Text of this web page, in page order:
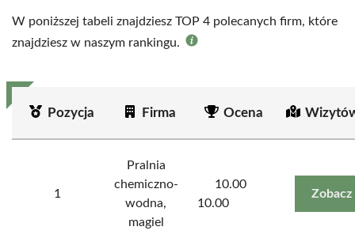
W poniższej tabeli znajdziesz TOP 4 polecanych firm, które
znajdziesz w naszym rankingu.
Pozycja Firma Ocena
1
Pralnia
chemiczno-
wodna,
magiel
10.00
10.00
Zobacz